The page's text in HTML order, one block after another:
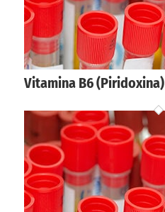
Vitamina B6 (Piridoxina)